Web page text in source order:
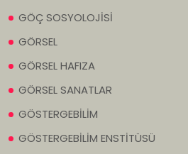
GÖÇ SOSYOLOJİSİ
GÖRSEL
GÖRSEL HAFIZA
GÖRSEL SANATLAR
GÖSTERGEBİLİM
GÖSTERGEBİLİM ENSTİTÜSÜ